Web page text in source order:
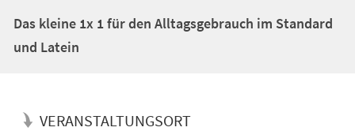
Das kleine 1x 1 für den Alltagsgebrauch im Standard
und Latein
VERANSTALTUNGSORT